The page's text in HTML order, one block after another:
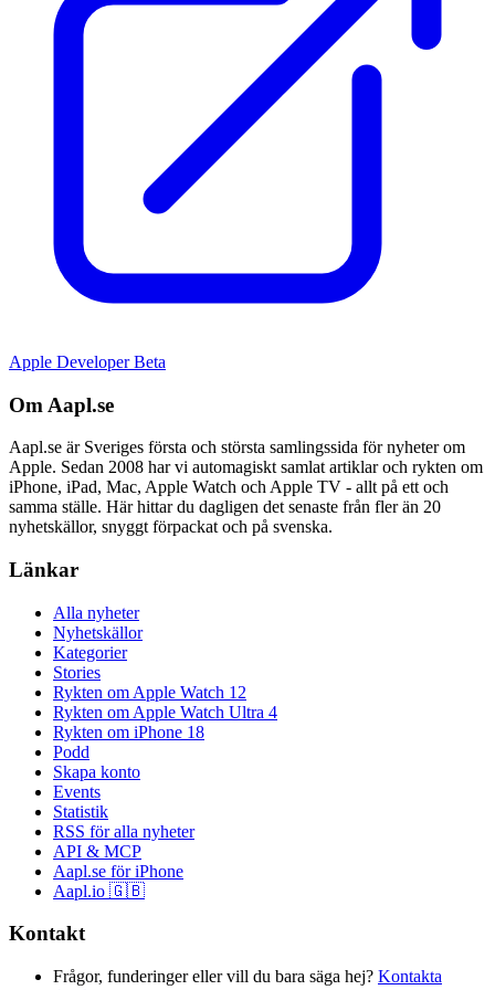
Apple Developer Beta
Om Aapl.se
Aapl.se är Sveriges första och största samlingssida för nyheter om
Apple. Sedan 2008 har vi automagiskt samlat artiklar och rykten om
iPhone, iPad, Mac, Apple Watch och Apple TV - allt på ett och
samma ställe. Här hittar du dagligen det senaste från fler än 20
nyhetskällor, snyggt förpackat och på svenska.
Länkar
Alla nyheter
Nyhetskällor
Kategorier
Stories
Rykten om Apple Watch 12
Rykten om Apple Watch Ultra 4
Rykten om iPhone 18
Podd
Skapa konto
Events
Statistik
RSS för alla nyheter
API & MCP
Aapl.se för iPhone
Aapl.io 🇬🇧
Kontakt
Frågor, funderinger eller vill du bara säga hej? Kontakta